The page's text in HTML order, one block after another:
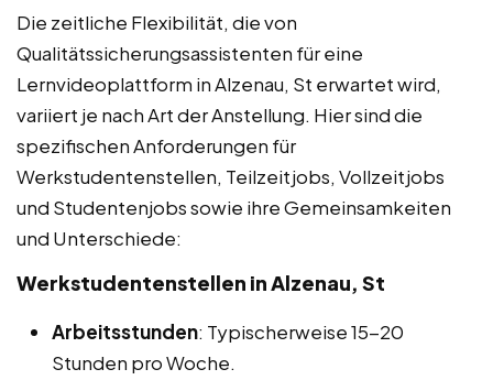
Die zeitliche Flexibilität, die von
Qualitätssicherungsassistenten für eine
Lernvideoplattform in Alzenau, St erwartet wird,
variiert je nach Art der Anstellung. Hier sind die
spezifischen Anforderungen für
Werkstudentenstellen, Teilzeitjobs, Vollzeitjobs
und Studentenjobs sowie ihre Gemeinsamkeiten
und Unterschiede:
Werkstudentenstellen in Alzenau, St
Arbeitsstunden: Typischerweise 15-20
Stunden pro Woche.